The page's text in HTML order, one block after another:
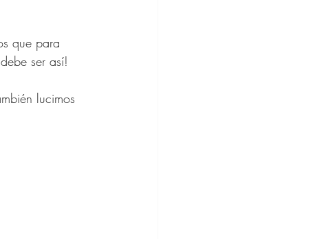
que para
ser así!
lucimos